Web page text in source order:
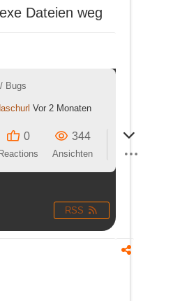
Dateien weg
Bugs
Vor 2 Monaten
0
Reactions
344
Ansichten
RSS